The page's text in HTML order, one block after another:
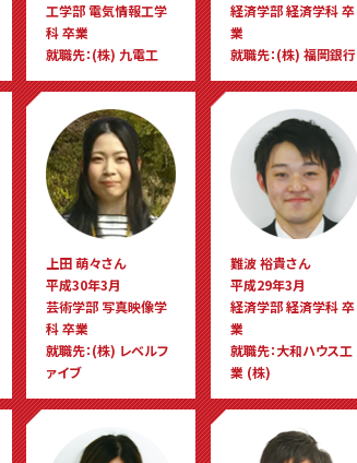
工学部 電気情報工学
科 卒業
就職先：(株) 九電工
経済学部 経済学科 卒
業
就職先：(株) 福岡銀行
上田 萌々さん
平成30年3月
芸術学部 写真映像学
科 卒業
就職先：(株) レベルフ
ァイブ
難波 裕貴さん
平成29年3月
経済学部 経済学科 卒
業
就職先：大和ハウス工
業 (株)